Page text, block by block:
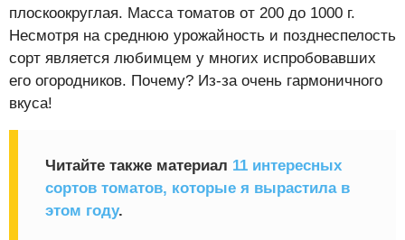
плоскоокруглая. Масса томатов от 200 до 1000 г.
Несмотря на среднюю урожайность и позднеспелость
сорт является любимцем у многих испробовавших
его огородников. Почему? Из-за очень гармоничного
вкуса!
Читайте также материал 11 интересных
сортов томатов, которые я вырастила в
этом году.